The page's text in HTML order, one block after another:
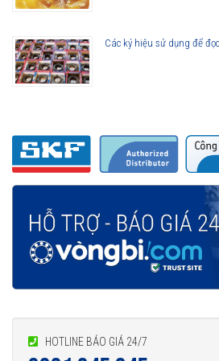
Các ký hiệu sử dụng để
HOTLINE BÁO GIÁ 24/7